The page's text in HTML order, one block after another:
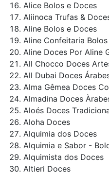
Alice Bolos e Doces
Aliinoca Trufas &
Aline Bolos e Doces
Aline Confeitaria
Aline Doces Por Aline
All Chocco Doces
All Dubai Doces
Alma Gêmea Doces
Almadina Doces
Aloés Doces
Aloha Doces
Alquimia dos Doces
Alquimia e Sabor -
Alquimista dos Doces
Altieri Doces